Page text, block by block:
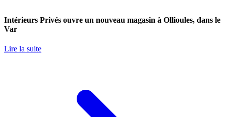
Intérieurs Privés ouvre un nouveau magasin à Ollioules, dans le
Var
Lire la suite